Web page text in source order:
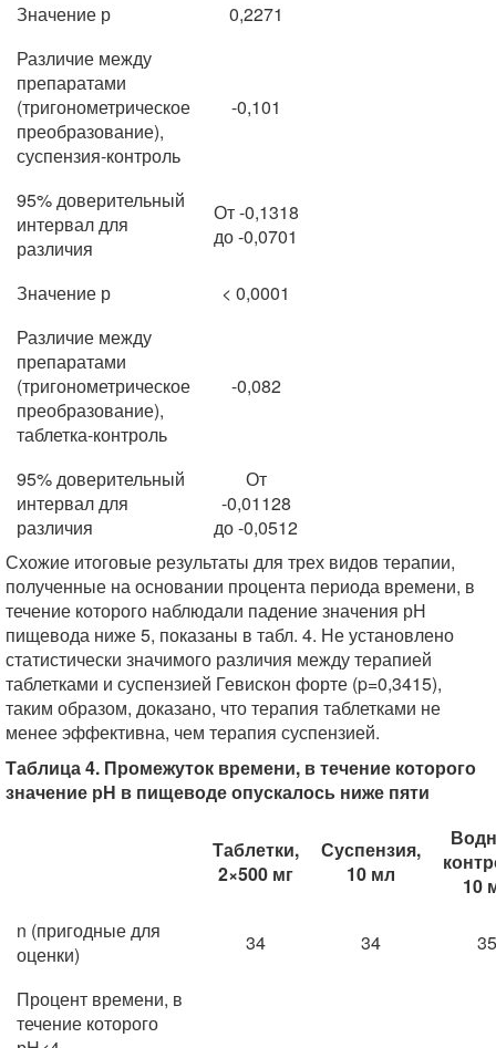
Значение р
0,2271
Различие между
препаратами
(тригонометрическое
преобразование),
суспензия-контроль
-0,101
95% доверительный
интервал для
различия
От -0,1318
до -0,0701
Значение р
< 0,0001
Различие между
препаратами
(тригонометрическое
преобразование),
таблетка-контроль
-0,082
95% доверительный
интервал для
различия
От
-0,01128
до -0,0512
Схожие итоговые результаты для трех видов терапии,
полученные на основании процента периода времени, в
течение которого наблюдали падение значения рН
пищевода ниже 5, показаны в табл. 4. Не установлено
статистически значимого различия между терапией
таблетками и суспензией Гевискон форте (p=0,3415),
таким образом, доказано, что терапия таблетками не
менее эффективна, чем терапия суспензией.
Таблица 4. Промежуток времени, в течение которого
значение рН в пищеводе опускалось ниже пяти
Таблетки,
2×500 мг
Суспензия,
10 мл
10
n (пригодные для
оценки)
34 34 35
Процент времени, в
течение которого